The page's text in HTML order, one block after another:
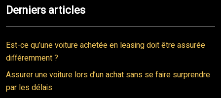
Derniers articles
Est-ce qu’une voiture achetée en leasing doit être assurée
différemment ?
Assurer une voiture lors d’un achat sans se faire surprendre
par les délais